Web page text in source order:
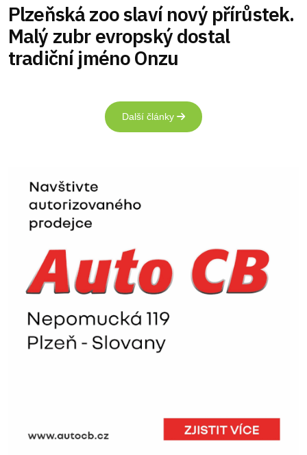
Plzeňská zoo slaví nový přírůstek.
Malý zubr evropský dostal
tradiční jméno Onzu
Další články